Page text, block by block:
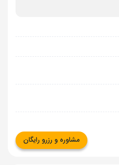
مشاوره و رزرو رایگان